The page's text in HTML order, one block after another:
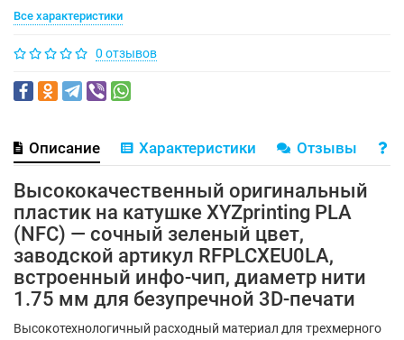
Все характеристики
0 отзывов
Описание Характеристики Отзывы
Высококачественный оригинальный
пластик на катушке XYZprinting PLA
(NFC) — сочный зеленый цвет,
заводской артикул RFPLCXEU0LA,
встроенный инфо-чип, диаметр нити
1.75 мм для безупречной 3D-печати
Высокотехнологичный расходный материал для трехмерного